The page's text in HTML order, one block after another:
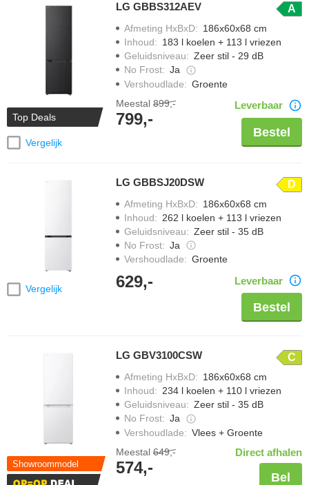
Top Deals
Vergelijk
LG GBBS312AEV A
Afmeting HxBxD: 186x60x68 cm
Inhoud: 183 l koelen + 113 l vriezen
Geluidsniveau: Zeer stil - 29 dB
No Frost: Ja
Vershoudlade: Groente
Meestal 899,-
799,-
Leverbaar
Bestel
Vergelijk
LG GBBSJ20DSW D
Afmeting HxBxD: 186x60x68 cm
Inhoud: 262 l koelen + 113 l vriezen
Geluidsniveau: Zeer stil - 35 dB
No Frost: Ja
Vershoudlade: Groente
629,- Leverbaar
Bestel
Showroommodel
LG GBV3100CSW C
Afmeting HxBxD: 186x60x68 cm
Inhoud: 234 l koelen + 110 l vriezen
Geluidsniveau: Zeer stil - 35 dB
No Frost: Ja
Vershoudlade: Vlees + Groente
Meestal 649,-
574,-
Direct afhalen
Bel